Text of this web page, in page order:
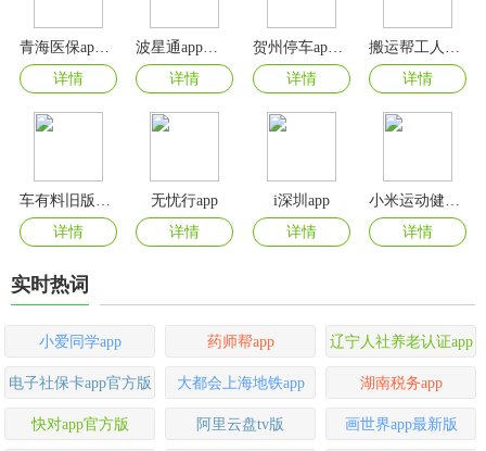
青海医保app官方版
详情
详情
贺州停车app最新版
详情
详情
车有料旧版本app
详情
无忧行app
详情
i深圳app
详情
小米运动健康app
详情
实时热词
小爱同学app 药师帮app 辽宁人社养老认证app
电子社保卡app官方版 大都会上海地铁app 湖南税务app
快对app官方版 阿里云盘tv版 画世界app最新版